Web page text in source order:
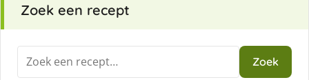
Zoek een recept
Zoeken
naar:
Zoek